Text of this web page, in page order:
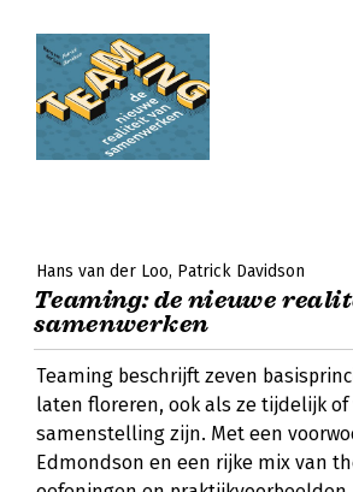
Hans van der Loo Patrick Davidson
Teaming: de nieuwe
samenwerken
Teaming beschrijft zeven
laten floreren, ook als ze tijdelijk of
samenstelling zijn. Met een
Edmondson en een rijke mix van